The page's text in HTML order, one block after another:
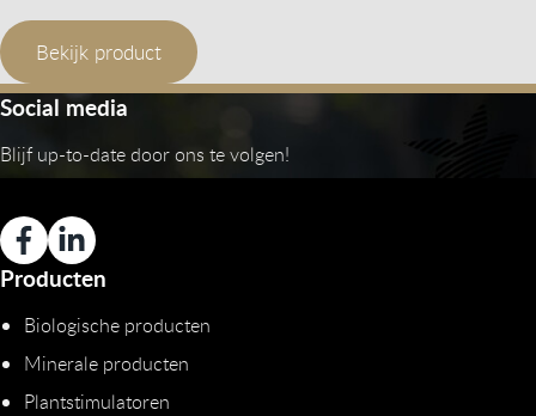
Bekijk product
Social media
Blijf up-to-date door ons te volgen!
Producten
Biologische producten
Minerale producten
Plantstimulatoren